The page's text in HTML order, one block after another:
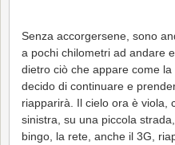
Senza accorgersene, sono
a pochi chilometri ad andare
dietro ciò che appare come
decido di continuare e
riapparirà. Il cielo ora è viola,
sinistra, su una piccola
bingo, la rete, anche il 3G,